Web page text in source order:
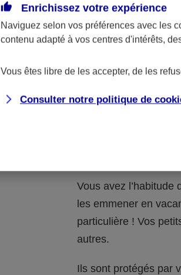
Quelle
La responsabilité
accidents de la vie)
Situation n°3
Vous avez l’habitude
les emmener en
particulière ! Vos
autres.
Ils sont protégés par
Enrichissez votre expérience
Naviguez selon vos préférences avec les
contenu adapté à vos centres d'intérêts,
Vous êtes libre de les accepter, de les
Consulter notre politique de